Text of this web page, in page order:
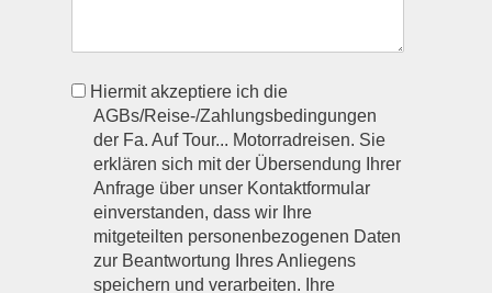
agbHiermit akzeptiere ich die
AGBs/Reise-/Zahlungsbedingungen
der Fa. Auf Tour... Motorradreisen. Sie
erklären sich mit der Übersendung Ihrer
Anfrage über unser Kontaktformular
einverstanden, dass wir Ihre
mitgeteilten personenbezogenen Daten
zur Beantwortung Ihres Anliegens
speichern und verarbeiten. Ihre